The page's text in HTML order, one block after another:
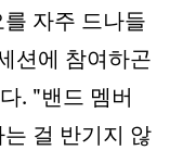
자주 드나들
션에 참여하곤
. "밴드 멤버
걸 반기지 않